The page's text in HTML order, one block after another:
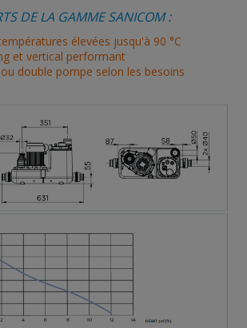
DE LA GAMME SANICOM :
élevées jusqu'à 90 °C
et vertical performant
double pompe selon les besoins